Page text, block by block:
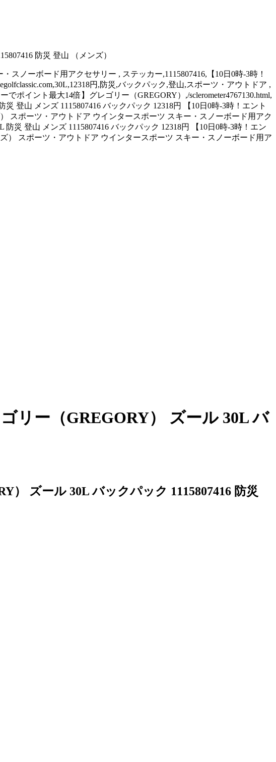
防災 登山 （メンズ）
スノーボード用アクセサリー , ステッカー,1115807416,【10日0時-3時！
円,防災,バックパック,登山,スポーツ・アウトドア ,
ポイント最大14倍】グレゴリー（GREGORY）,/sclerometer4767130.html,
登山 メンズ 1115807416 バックパック 12318円 【10日0時-3時！エント
スポーツ・アウトドア ウインタースポーツ スキー・スノーボード用アク
災 登山 メンズ 1115807416 バックパック 12318円 【10日0時-3時！エン
） スポーツ・アウトドア ウインタースポーツ スキー・スノーボード用ア
リー（GREGORY） ズール 30L バ
） ズール 30L バックパック 1115807416 防災